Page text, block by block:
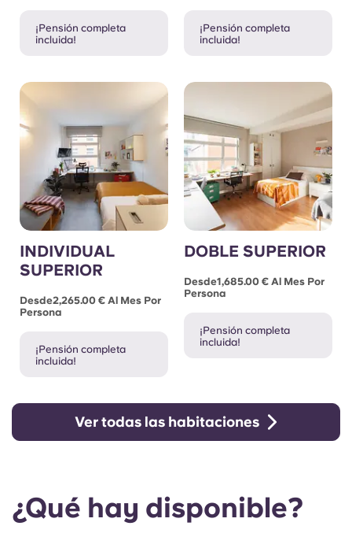
¡Pensión completa
incluida!
¡Pensión completa
incluida!
INDIVIDUAL
SUPERIOR
Desde2,265.00 € Al Mes Por
Persona
¡Pensión completa
incluida!
DOBLE SUPERIOR
Desde1,685.00 € Al Mes Por
Persona
¡Pensión completa
incluida!
Ver todas las habitaciones
¿Qué hay disponible?